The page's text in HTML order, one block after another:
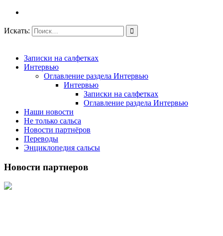
Искать:
Записки на салфетках
Интервью
Оглавление раздела Интервью
Интервью
Записки на салфетках
Оглавление раздела Интервью
Наши новости
Не только сальса
Новости партнёров
Переводы
Энциклопедия сальсы
Новости партнеров